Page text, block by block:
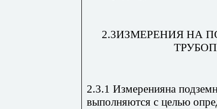
2.3ИЗМЕРЕНИЯ НА
2.3.1 Измеренияна
выполняются с целью